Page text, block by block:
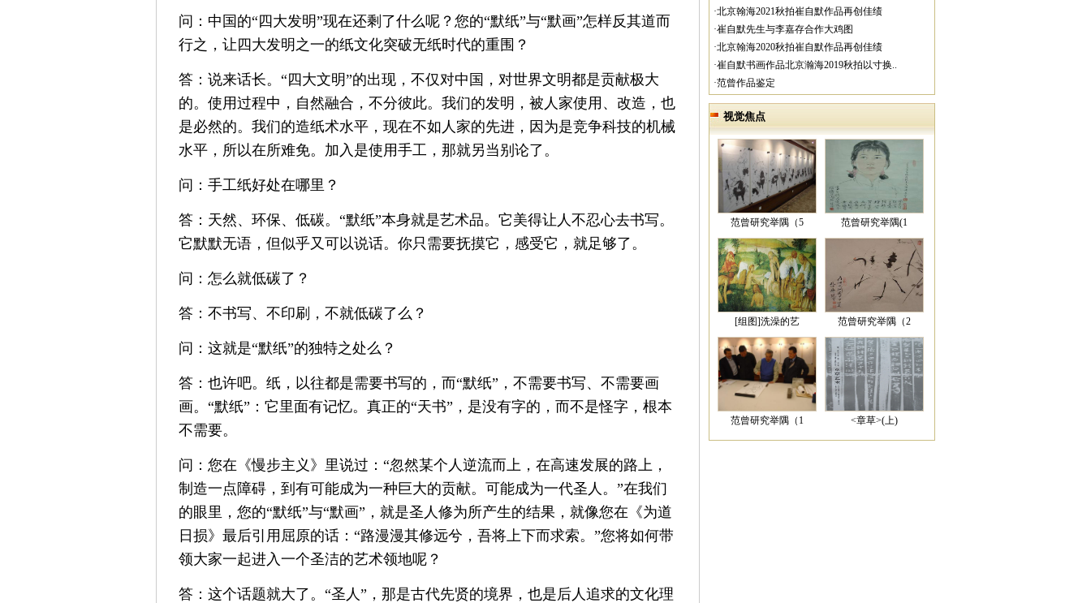
问：中国的“四大发明”现在还剩了什么呢？您的“默纸”与“默画”怎样反其道而
行之，让四大发明之一的纸文化突破无纸时代的重围？
答：说来话长。“四大文明”的出现，不仅对中国，对世界文明都是贡献极大
的。使用过程中，自然融合，不分彼此。我们的发明，被人家使用、改造，也
是必然的。我们的造纸术水平，现在不如人家的先进，因为是竞争科技的机械
水平，所以在所难免。加入是使用手工，那就另当别论了。
问：手工纸好处在哪里？
答：天然、环保、低碳。“默纸”本身就是艺术品。它美得让人不忍心去书写。
它默默无语，但似乎又可以说话。你只需要抚摸它，感受它，就足够了。
问：怎么就低碳了？
答：不书写、不印刷，不就低碳了么？
问：这就是“默纸”的独特之处么？
答：也许吧。纸，以往都是需要书写的，而“默纸”，不需要书写、不需要画
画。“默纸”：它里面有记忆。真正的“天书”，是没有字的，而不是怪字，根本
不需要。
问：您在《慢步主义》里说过：“忽然某个人逆流而上，在高速发展的路上，
制造一点障碍，到有可能成为一种巨大的贡献。可能成为一代圣人。”在我们
的眼里，您的“默纸”与“默画”，就是圣人修为所产生的结果，就像您在《为道
日损》最后引用屈原的话：“路漫漫其修远兮，吾将上下而求索。”您将如何带
领大家一起进入一个圣洁的艺术领地呢？
答：这个话题就大了。“圣人”，那是古代先贤的境界，也是后人追求的文化理
·北京翰海2021秋拍崔自默作品再创佳绩
·崔自默先生与李嘉存合作大鸡图
·北京翰海2020秋拍崔自默作品再创佳绩
·崔自默书画作品北京瀚海2019秋拍以寸换..
·范曾作品鉴定
视觉焦点
范曾研究举隅（5 范曾研究举隅(1
[组图]洗澡的艺 范曾研究举隅（2
范曾研究举隅（1 <章草>(上)